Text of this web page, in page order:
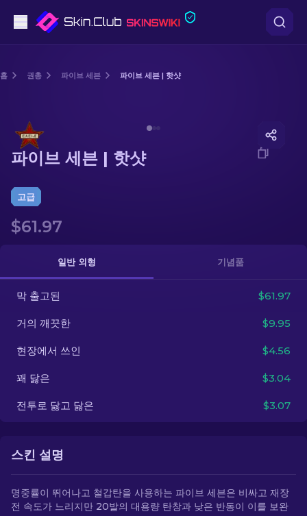
돌격소총
저격소총
장갑
케이스
기타
홈 권총 파이브 세븐 파이브 세븐 | 핫샷
파이브 세븐 | 핫샷
고급
$61.97
일반 외형 기념품
막 출고된 $61.97
거의 깨끗한 $9.95
현장에서 쓰인 $4.56
꽤 닳은 $3.04
전투로 닳고 닳은 $3.07
스킨 설명
명중률이 뛰어나고 철갑탄을 사용하는 파이브 세븐은 비싸고 재장
전 속도가 느리지만 20발의 대용량 탄창과 낮은 반동이 이를 보완